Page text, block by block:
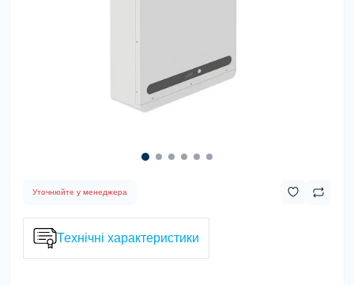
Уточнюйте у менеджера
Технічні характеристики